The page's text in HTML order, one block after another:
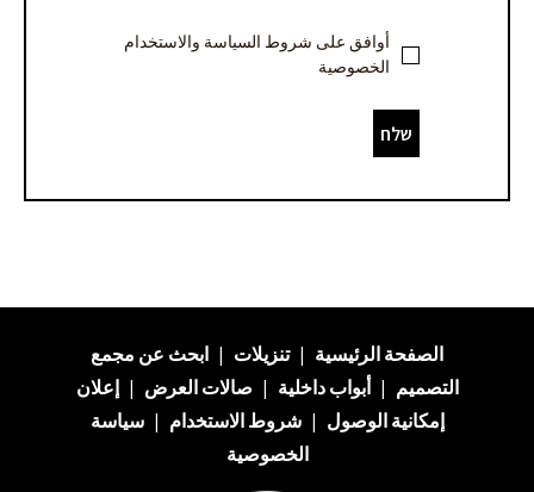
أوافق على شروط السياسة والاستخدام
الخصوصية
שלח
الصفحة الرئيسية | تنزيلات | ابحث عن مجمع
التصميم | أبواب داخلية | صالات العرض | إعلان
إمكانية الوصول | شروط الاستخدام | سياسة
الخصوصية